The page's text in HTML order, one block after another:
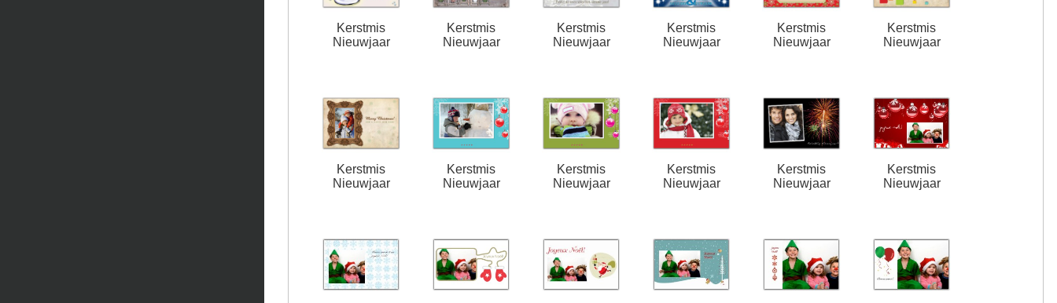
Kerstmis
Nieuwjaar
Kerstmis
Nieuwjaar
Kerstmis
Nieuwjaar
Kerstmis
Nieuwjaar
Kerstmis
Nieuwjaar
Kerstmis
Nieuwjaar
Kerstmis
Nieuwjaar
Kerstmis
Nieuwjaar
Kerstmis
Nieuwjaar
Kerstmis
Nieuwjaar
Kerstmis
Nieuwjaar
Kerstmis
Nieuwjaar